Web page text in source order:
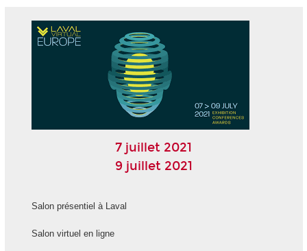
7 juillet 2021
9 juillet 2021
Salon présentiel à Laval
Salon virtuel en ligne